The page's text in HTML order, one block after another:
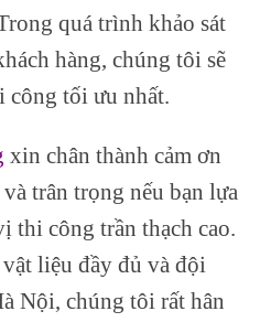
quá trình khảo sát
hàng, chúng tôi sẽ
công tối ưu nhất.
xin chân thành cảm ơn
trân trọng nếu bạn lựa
thi công trần thạch cao.
liệu đầy đủ và đội
Nội, chúng tôi rất hân